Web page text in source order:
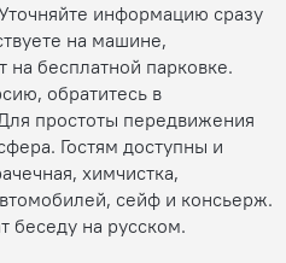
информацию сразу
на машине,
на бесплатной парковке.
обратитесь в
простоты передвижения
Гостям доступны и
химчистка,
сейф и консьерж.
беседу на русском.